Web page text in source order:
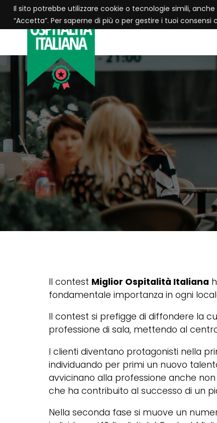
Il contest Miglior Ospitalità Italiana
fondamentale importanza in ogni
Il contest si prefigge di diffondere la
professione di sala, mettendo al
I clienti diventano protagonisti nella
individuando per primi un nuovo
avvicinano alla professione anche non
che ha contribuito al successo di un
Nella seconda fase si muove un
Il sito potrebbe utilizzare cookie o tecnologie simili,
“Accetta”. Per saperne di più o per gestire i tuoi consensi